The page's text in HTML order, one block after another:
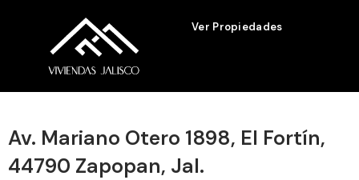
Ver Propiedades
Av. Mariano Otero 1898, El Fortín,
44790 Zapopan, Jal.